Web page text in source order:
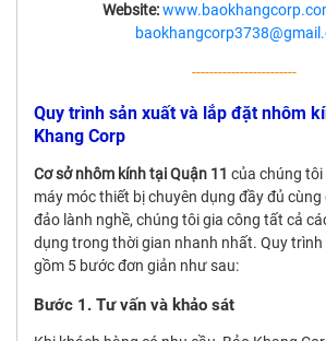
Website:
------------------------
Quy trình sản xuất và lắp đặt nhôm
Khang Corp
Cơ sở nhôm kính tại Quận 11 của chúng tôi
máy móc thiết bị chuyên dụng đầy đủ
đảo lành nghề, chúng tôi gia công tất cả
dụng trong thời gian nhanh nhất. Quy trình
gồm 5 bước đơn giản như sau:
Bước 1. Tư vấn và khảo sát